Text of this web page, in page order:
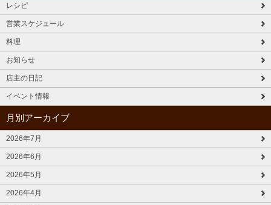
レシピ
営業スケジュール
料理
お知らせ
店主の日記
イベント情報
月別アーカイブ
2026年7月
2026年6月
2026年5月
2026年4月